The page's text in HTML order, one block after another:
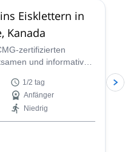
Eisklettern in
Kanada
zertifizierten
und informativen
1/2 tag
Anfänger
Niedrig